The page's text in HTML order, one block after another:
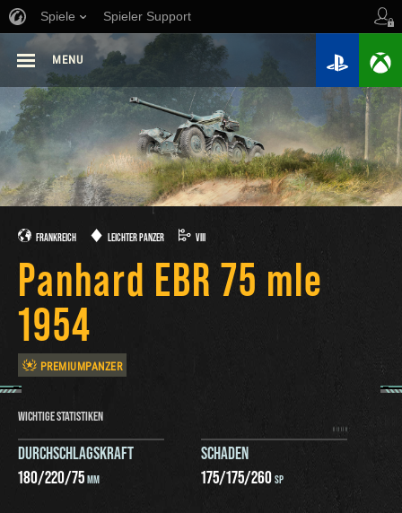
Spiele Spieler Support
MENU
FRANKREICH LEICHTER PANZER VIII
Panhard EBR 75 mle
1954
PREMIUMPANZER
WICHTIGE STATISTIKEN
DURCHSCHLAGSKRAFT
180/220/75MM
SCHADEN
175/175/260SP